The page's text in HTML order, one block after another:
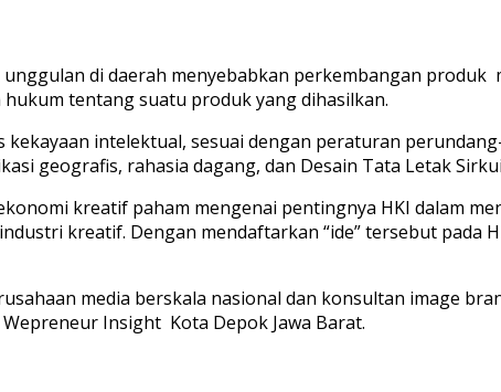
di daerah menyebabkan perkembangan produk
tentang suatu produk yang dihasilkan.
intelektual, sesuai dengan peraturan
geografis, rahasia dagang, dan Desain Tata Letak
kreatif paham mengenai pentingnya HKI dalam
kreatif. Dengan mendaftarkan “ide” tersebut pada
media berskala nasional dan konsultan image
Insight Kota Depok Jawa Barat.